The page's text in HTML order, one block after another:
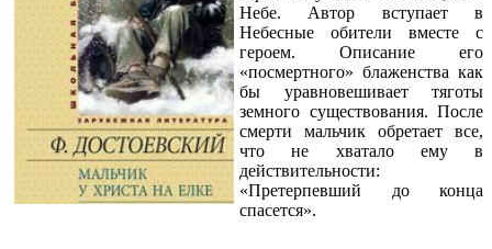
Небе. Автор вступает в
Небесные обители вместе с
героем. Описание его
«посмертного» блаженства как
бы уравновешивает тяготы
земного существования. После
смерти мальчик обретает все,
что не хватало ему в
действительности:
«Претерпевший до конца
спасется».